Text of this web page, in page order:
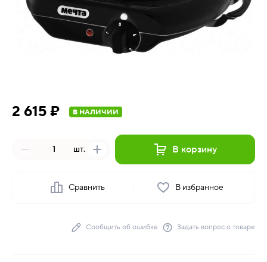
2 615 ₽ В НАЛИЧИИ
шт. В корзину
Сравнить В избранное
Сообщить об ошибке Задать вопрос о товаре